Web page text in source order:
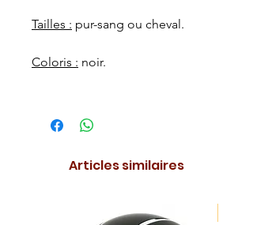
Tailles : pur-sang ou cheval.
Coloris : noir.
Articles similaires